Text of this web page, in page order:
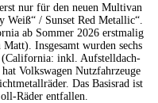
nur für den neuen Multivan
/ Sunset Red Metallic“.
ab Sommer 2026 erstmalig
Insgesamt wurden sechs
(California: inkl. Aufstelldach-
Volkswagen Nutzfahrzeuge
Das Basisrad ist
Räder entfallen.